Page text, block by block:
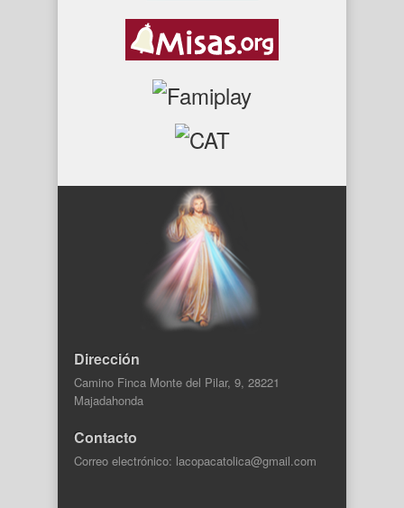
Dirección
Camino Finca Monte del Pilar, 9, 28221
Majadahonda
Contacto
Correo electrónico: lacopacatolica@gmail.com